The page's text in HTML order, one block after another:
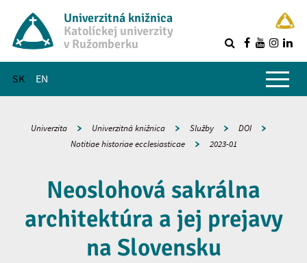
Univerzitná knižnica
Katolíckej univerzity
v Ružomberku
SK EN
Hlavné menu
Univerzita Univerzitná knižnica Služby
DOI
Notitiae historiae ecclesiasticae
2023-01
Neoslohová sakrálna
architektúra a jej prejavy
na Slovensku